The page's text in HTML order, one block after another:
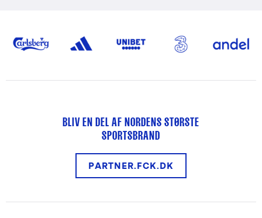
BLIV EN DEL AF NORDENS STØRSTE
SPORTSBRAND
PARTNER.FCK.DK